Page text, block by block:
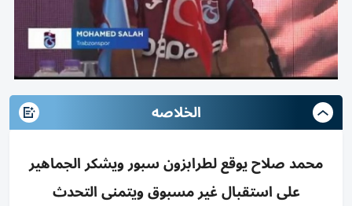
الخلاصه
محمد صلاح يوقع لطرابزون سبور ويشكر الجماهير
على استقبال غير مسبوق ويتمنى التحدث